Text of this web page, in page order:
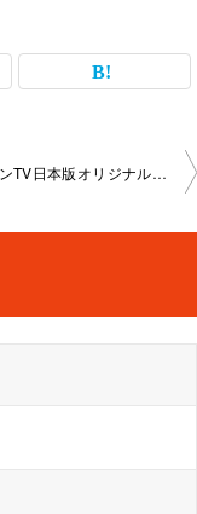
エピフォンTV日本版オリジナルシリーズ Epiphone For Every Challenge